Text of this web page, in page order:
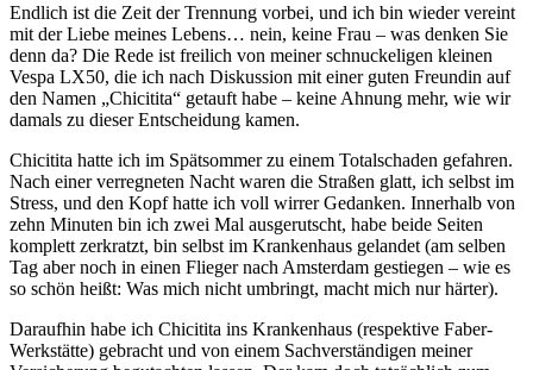
Endlich ist die Zeit der Trennung vorbei, und ich bin wieder vereint
mit der Liebe meines Lebens… nein, keine Frau – was denken Sie
denn da? Die Rede ist freilich von meiner schnuckeligen kleinen
Vespa LX50, die ich nach Diskussion mit einer guten Freundin auf
den Namen „Chicitita“ getauft habe – keine Ahnung mehr, wie wir
damals zu dieser Entscheidung kamen.
Chicitita hatte ich im Spätsommer zu einem Totalschaden gefahren.
Nach einer verregneten Nacht waren die Straßen glatt, ich selbst im
Stress, und den Kopf hatte ich voll wirrer Gedanken. Innerhalb von
zehn Minuten bin ich zwei Mal ausgerutscht, habe beide Seiten
komplett zerkratzt, bin selbst im Krankenhaus gelandet (am selben
Tag aber noch in einen Flieger nach Amsterdam gestiegen – wie es
so schön heißt: Was mich nicht umbringt, macht mich nur härter).
Daraufhin habe ich Chicitita ins Krankenhaus (respektive Faber-
Werkstätte) gebracht und von einem Sachverständigen meiner